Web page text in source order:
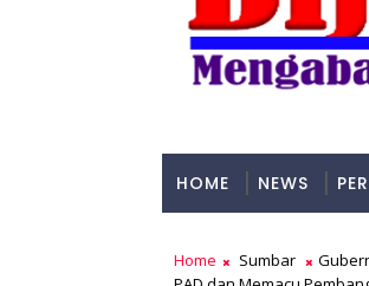
HOME NEWS
Home Sumbar